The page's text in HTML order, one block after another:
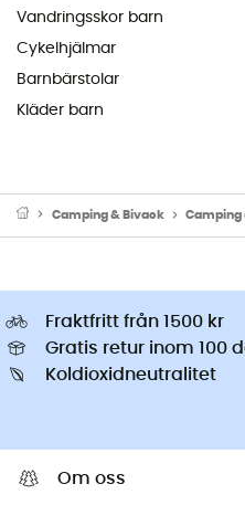
Vandringsskor barn
Cykelhjälmar
Barnbärstolar
Kläder barn
Camping & Bivack Camping
Fraktfritt från 1500 kr
Gratis retur inom 100
Koldioxidneutralitet
Om oss